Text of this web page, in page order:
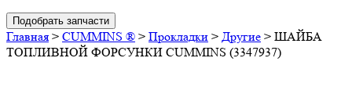
Подобрать запчасти
Главная > CUMMINS ® > Прокладки > Другие > ШАЙБА
ТОПЛИВНОЙ ФОРСУНКИ CUMMINS (3347937)